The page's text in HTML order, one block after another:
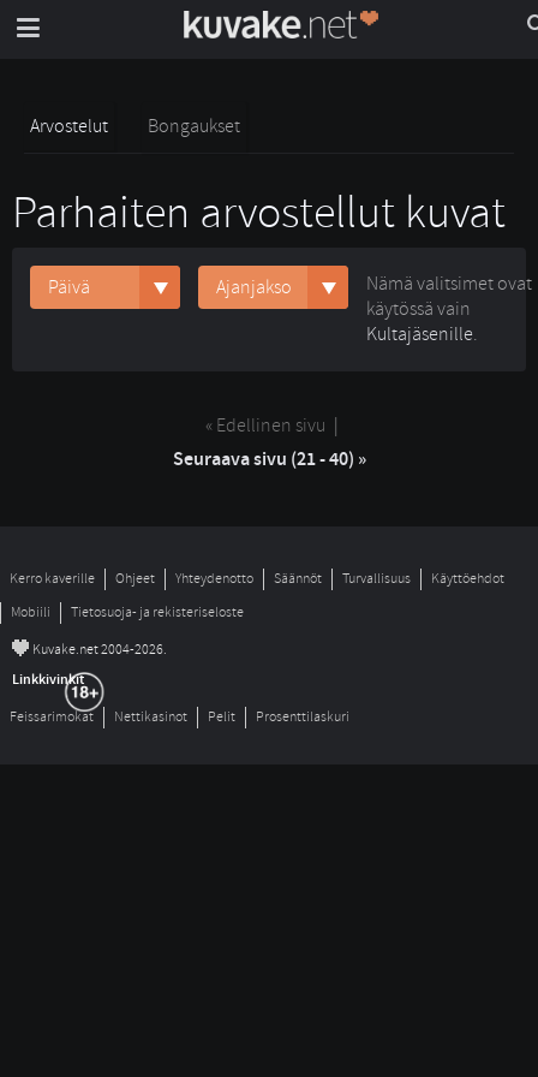
Arvostelut Bongaukset
Parhaiten arvostellut kuvat
Päivä Ajanjakso
Nämä valitsimet ovat
käytössä vain
Kultajäsenille.
« Edellinen sivu
Seuraava sivu (21 - 40) »
Kerro kaverille Ohjeet Yhteydenotto Säännöt Turvallisuus
Käyttöehdot
Mobiili
Tietosuoja- ja rekisteriseloste
© Kuvake.net 2004-2026.
Linkkivinkit
Feissarimokat Nettikasinot Pelit Prosenttilaskuri